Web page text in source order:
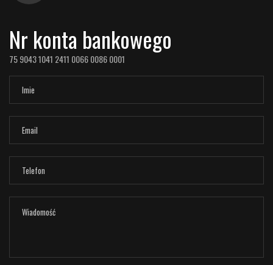
Nr konta bankowego
75 9043 1041 2411 0066 0086 0001